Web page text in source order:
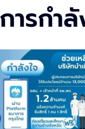
ารกำลั